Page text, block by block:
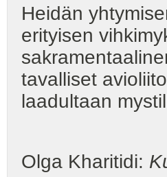
Heidän
erityisen
tavalliset
laadultaan
Olga Kharitidi: